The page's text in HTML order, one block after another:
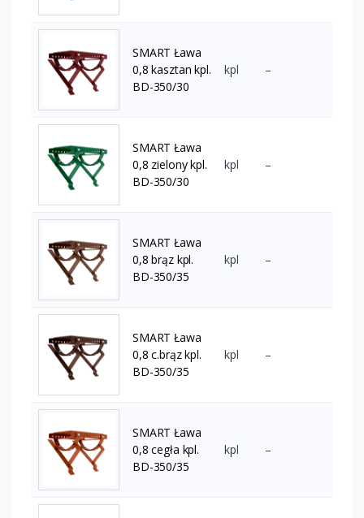
SMART Ława
0,8 kasztan kpl.
BD-350/30
kpl –
SMART Ława
0,8 zielony kpl.
BD-350/30
kpl –
SMART Ława
0,8 brąz kpl.
BD-350/35
kpl –
SMART Ława
0,8 c.brąz kpl.
BD-350/35
kpl –
SMART Ława
0,8 cegła kpl.
BD-350/35
kpl –